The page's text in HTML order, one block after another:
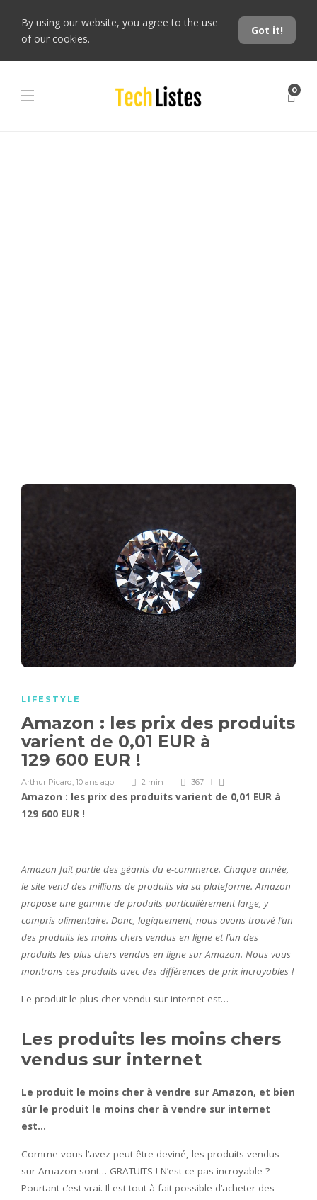
By using our website, you agree to the use
of our cookies.
Got it!
0
LIFESTYLE
Amazon : les prix des produits
varient de 0,01 EUR à
129 600 EUR !
Arthur Picard, 10 ans ago 2 min 367
Amazon : les prix des produits varient de 0,01 EUR à
129 600 EUR !
Amazon fait partie des géants du e-commerce. Chaque année,
le site vend des millions de produits via sa plateforme. Amazon
propose une gamme de produits particulièrement large, y
compris alimentaire. Donc, logiquement, nous avons trouvé l’un
des produits les moins chers vendus en ligne et l’un des
produits les plus chers vendus en ligne sur Amazon. Nous vous
montrons ces produits avec des différences de prix incroyables !
Le produit le plus cher vendu sur internet est…
Les produits les moins chers
vendus sur internet
Le produit le moins cher à vendre sur Amazon, et bien
sûr le produit le moins cher à vendre sur internet
est…
Comme vous l’avez peut-être deviné, les produits vendus
sur Amazon sont… GRATUITS ! N’est-ce pas incroyable ?
Pourtant c’est vrai. Il est tout à fait possible d’acheter des